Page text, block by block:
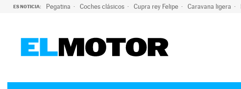
ES NOTICIA: Pegatina Coches clásicos Cupra rey Felipe Caravana ligera
ELÉCTRICOS